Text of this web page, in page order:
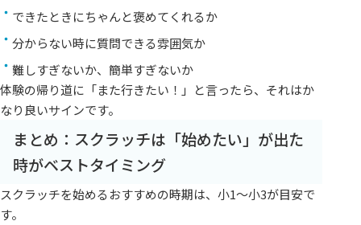
できたときにちゃんと褒めてくれるか
分からない時に質問できる雰囲気か
難しすぎないか、簡単すぎないか
体験の帰り道に「また行きたい！」と言ったら、それはか
なり良いサインです。
まとめ：スクラッチは「始めたい」が出た
時がベストタイミング
スクラッチを始めるおすすめの時期は、小1〜小3が目安で
す。